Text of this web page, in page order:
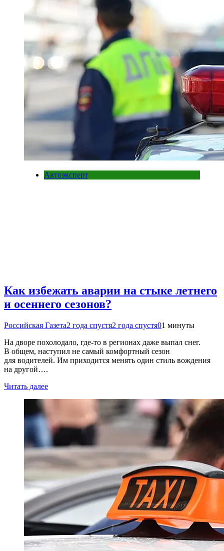
Автоэксперт
Как избежать аварии на стыке летнего
и осеннего сезонов?
Российская Газета2 года спустя2 года спустя01 минуты
На дворе похолодало, где-то в регионах даже выпал снег.
В общем, наступил не самый комфортный сезон
для водителей. Им приходится менять один стиль вождения
на другой….
Читать далее